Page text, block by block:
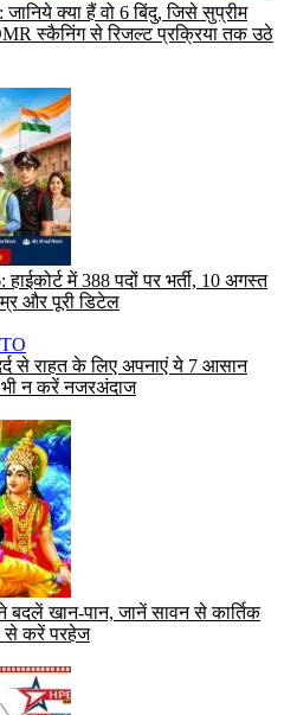
जानिये क्या हैं वो 6 बिंदु, जिसे सुप्रीम
स्कैनिंग से रिजल्ट प्रक्रिया तक उठे
में 388 पदों पर भर्ती, 10 अगस्त
और पूरी डिटेल
से राहत के लिए अपनाएं ये 7 आसान
न करें नजरअंदाज
बदलें खान-पान, जानें सावन से कार्तिक
से करें परहेज